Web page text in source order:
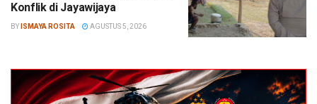
Konflik di Jayawijaya
BY ISMAYA ROSITA AGUSTUS 5, 2026